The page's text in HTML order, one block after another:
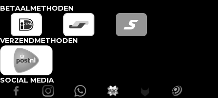
BETAALMETHODEN
VERZENDMETHODEN
SOCIAL MEDIA